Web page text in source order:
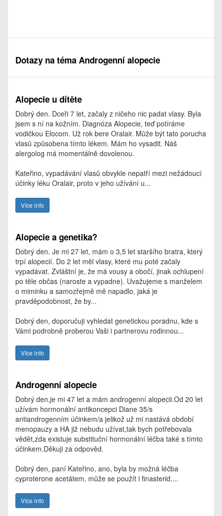
Dotazy na téma Androgenní alopecie
Alopecie u dítěte
Dobrý den. Dceři 7 let, začaly z ničeho nic padat vlasy. Byla
jsem s ní na kožním. Diagnóza Alopecie, teď potíráme
vodičkou Elocom. Už rok bere Oralair. Může být tato porucha
vlasů způsobena tímto lékem. Mám ho vysadit. Náš
alergolog má momentálně dovolenou.
Kateřino, vypadávání vlasů obvykle nepatří mezi nežádoucí
účinky léku Oralair, proto v jeho užívání u...
Více info
Alopecie a genetika?
Dobrý den. Je mi 27 let, mám o 3,5 let staršího bratra, který
trpí alopecií. Do 2 let měl vlasy, které mu poté začaly
vypadávat. Zvláštní je, že má vousy a obočí, jinak ochlupení
po těle občas (naroste a vypadne). Uvažujeme s manželem
o miminku a samozřejmě mě napadlo, jaká je
pravděpodobnost, že by...
Dobrý den, doporučuji vyhledat genetickou poradnu, kde s
Vámi podrobně proberou Vaši i partnerovu rodinnou...
Více info
Androgenní alopecie
Dobrý den,je mi 47 let a mám androgenní alopecii.Od 20 let
užívám hormonální antikoncepci Diane 35/s
antiandrogenním účinkem/a jelikož už mi nastává období
menopauzy a HA již nebudu užívat,tak bych potřebovala
vědět,zda existuje substituční hormonální léčba také s tímto
účinkem.Děkuji za odpověd.
Dobrý den, paní Kateřino, ano, byla by možná léčba
cyproterone acetátem, může se použít i finasterid....
Více info